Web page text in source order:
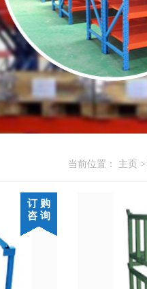
当前位置： 主页 >
订 购
咨 询